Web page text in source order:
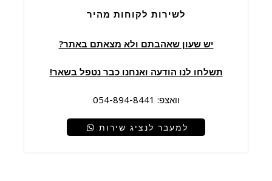
לשירות לקוחות מהיר
יש שעון שאהבתם ולא מצאתם באתר?
תשלחו לנו הודעה ואנחנו כבר נטפל בשאר!
וואצפ: 054-894-8441
למעבר לנציג שירות